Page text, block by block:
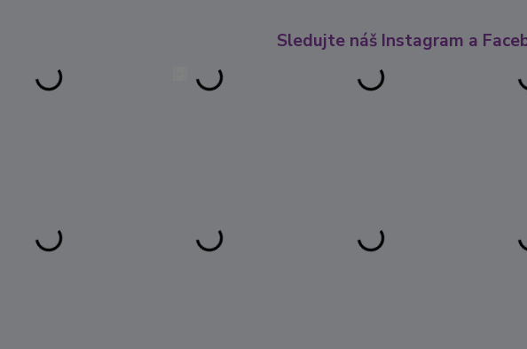
Sledujte náš Instagram a